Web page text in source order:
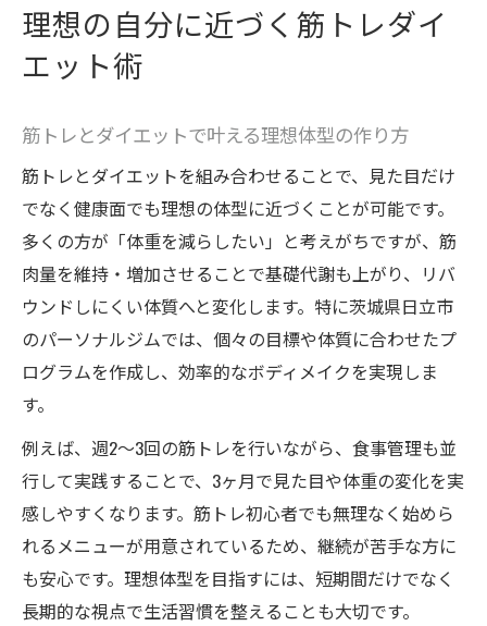
筋トレ初心者でも安心できるダイエット習
慣化
解説
日常に筋トレ習慣を根付かせる秘訣を解説
日常に筋トレとダイエットを取り入れるコ
ツ
パーソナルジムで続く筋トレ習慣の作り方
ダイエット成功のカギは日々の意識改革に
あり
ジム通いが続くための生活リズムの整え方
援
3ヶ月で実感する変化を目指すパーソナル活用法
パーソナルジムで3ヶ月間のダイエット効果
を体感
筋トレ×ダイエットの短期間成果を得る秘訣
理想の自分に近づく筋トレダイ
エット術
筋トレとダイエットで叶える理想体型の作り方
筋トレとダイエットを組み合わせることで、見た目だけ
でなく健康面でも理想の体型に近づくことが可能です。
多くの方が「体重を減らしたい」と考えがちですが、筋
肉量を維持・増加させることで基礎代謝も上がり、リバ
ウンドしにくい体質へと変化します。特に茨城県日立市
のパーソナルジムでは、個々の目標や体質に合わせたプ
ログラムを作成し、効率的なボディメイクを実現しま
す。
例えば、週2〜3回の筋トレを行いながら、食事管理も並
行して実践することで、3ヶ月で見た目や体重の変化を実
感しやすくなります。筋トレ初心者でも無理なく始めら
れるメニューが用意されているため、継続が苦手な方に
も安心です。理想体型を目指すには、短期間だけでなく
長期的な視点で生活習慣を整えることも大切です。